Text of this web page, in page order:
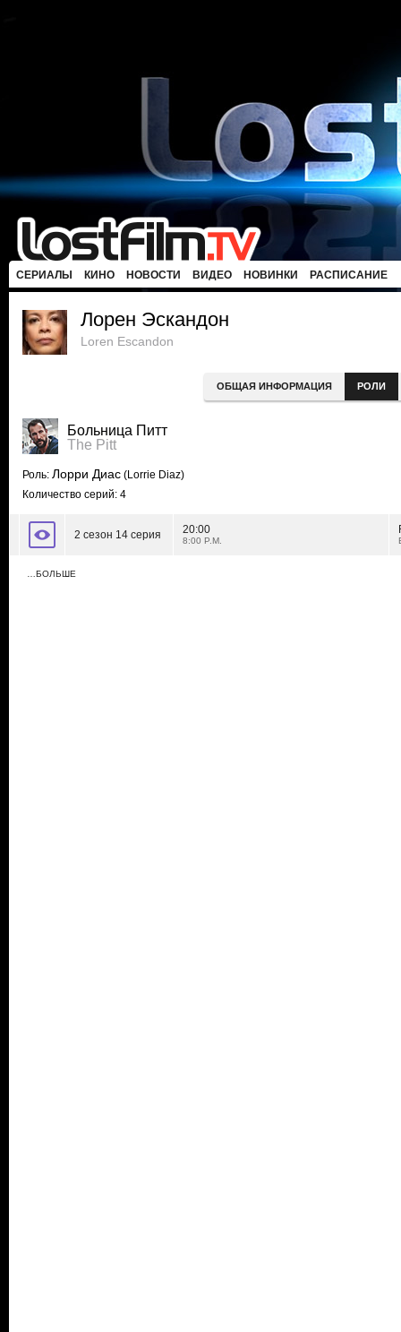
СЕРИАЛЫ КИНО НОВОСТИ ВИДЕО НОВИНКИ РАСПИСАНИЕ
Лорен Эскандон
Loren Escandon
ОБЩАЯ ИНФОРМАЦИЯ РОЛИ
Больница Питт
The Pitt
Роль: Лорри Диас (Lorrie Diaz)
Количество серий: 4
2 сезон 14 серия 20:00
8:00 P.M.
…БОЛЬШЕ